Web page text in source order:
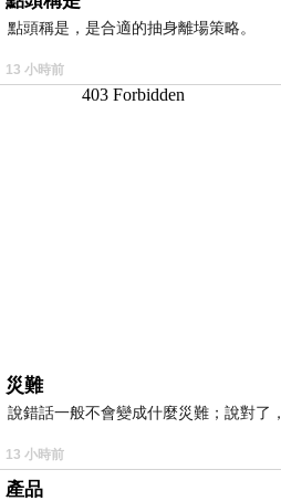
點頭稱是，是合適的抽身離場策略。
13 小時前
災難
說錯話一般不會變成什麼災難；說對了
13 小時前
產品